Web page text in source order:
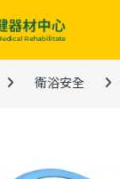
衛浴安全